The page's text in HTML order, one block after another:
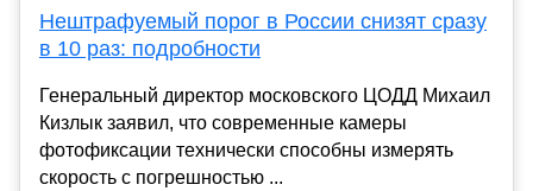
Нештрафуемый порог в России снизят сразу
в 10 раз: подробности
Генеральный директор московского ЦОДД Михаил
Кизлык заявил, что современные камеры
фотофиксации технически способны измерять
скорость с погрешностью ...